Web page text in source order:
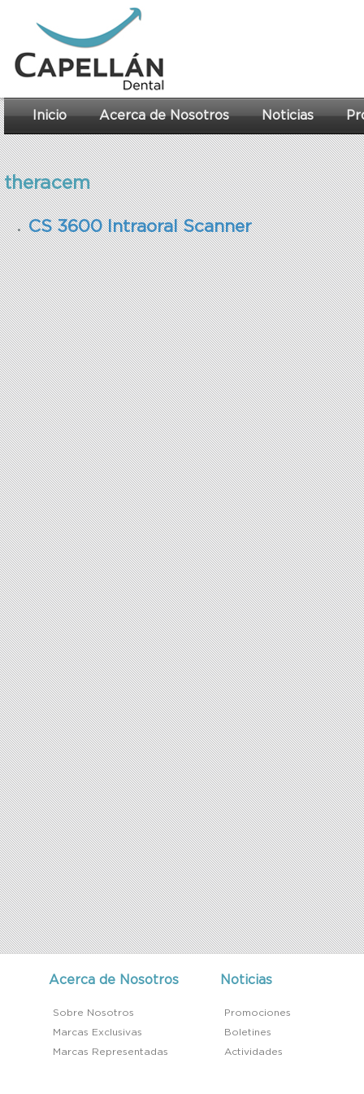
Inicio Acerca de Nosotros Noticias
theracem
CS 3600 Intraoral Scanner
Acerca de Nosotros
Sobre Nosotros
Marcas Exclusivas
Marcas Representadas
Noticias
Promociones
Boletines
Actividades